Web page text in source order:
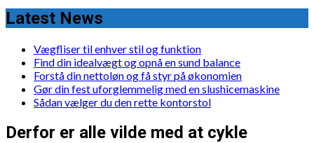
Latest News
Vægfliser til enhver stil og funktion
Find din idealvægt og opnå en sund balance
Forstå din nettoløn og få styr på økonomien
Gør din fest uforglemmelig med en slushicemaskine
Sådan vælger du den rette kontorstol
Derfor er alle vilde med at cykle